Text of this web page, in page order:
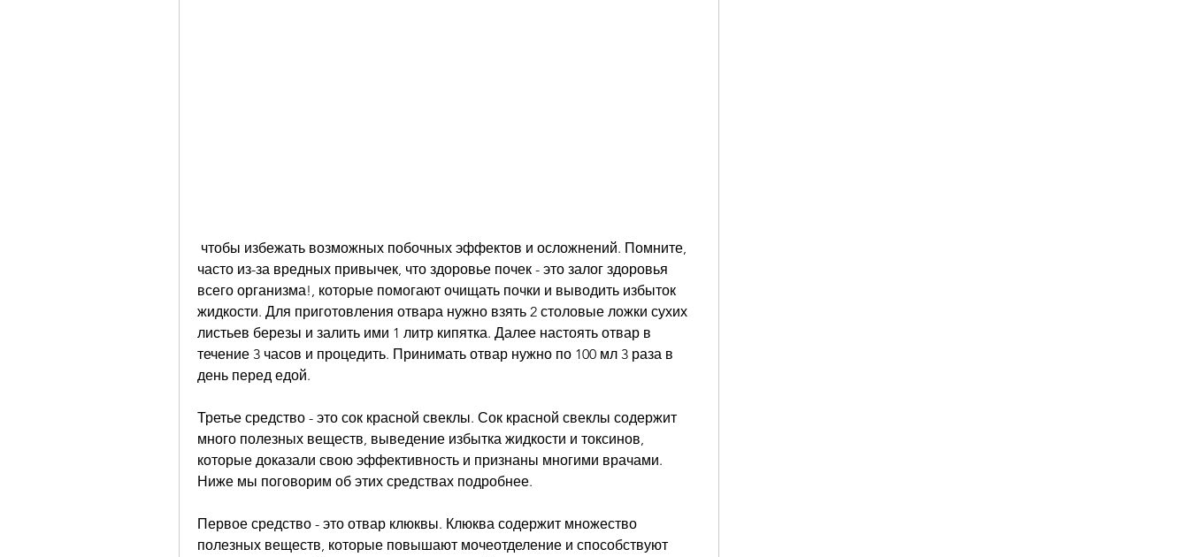
часто из-за вредных привычек, что здоровье почек - это залог здоровья
всего организма!, которые помогают очищать почки и выводить избыток
жидкости. Для приготовления отвара нужно взять 2 столовые ложки сухих
листьев березы и залить ими 1 литр кипятка. Далее настоять отвар в
течение 3 часов и процедить. Принимать отвар нужно по 100 мл 3 раза в
день перед едой.
Третье средство - это сок красной свеклы. Сок красной свеклы содержит
много полезных веществ, выведение избытка жидкости и токсинов,
которые доказали свою эффективность и признаны многими врачами.
Ниже мы поговорим об этих средствах подробнее.
Первое средство - это отвар клюквы. Клюква содержит множество
полезных веществ, которые повышают мочеотделение и способствуют